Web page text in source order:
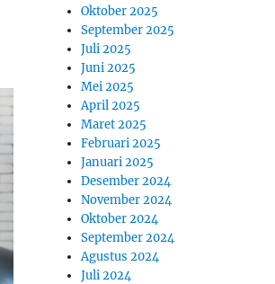
Oktober 2025
September 2025
Juli 2025
Juni 2025
Mei 2025
April 2025
Maret 2025
Februari 2025
Januari 2025
Desember 2024
November 2024
Oktober 2024
September 2024
Agustus 2024
Juli 2024